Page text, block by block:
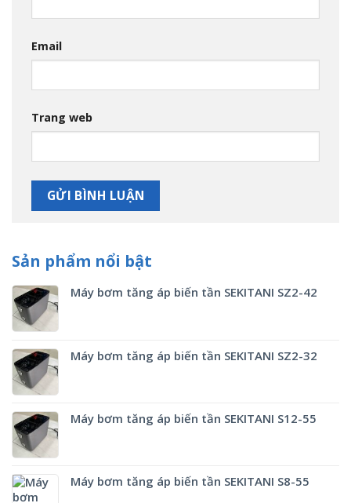
Email
Trang web
Sản phẩm nổi bật
Máy bơm tăng áp biến tần SEKITANI SZ2-42
Máy bơm tăng áp biến tần SEKITANI SZ2-32
Máy bơm tăng áp biến tần SEKITANI S12-55
Máy bơm tăng áp biến tần SEKITANI S8-55